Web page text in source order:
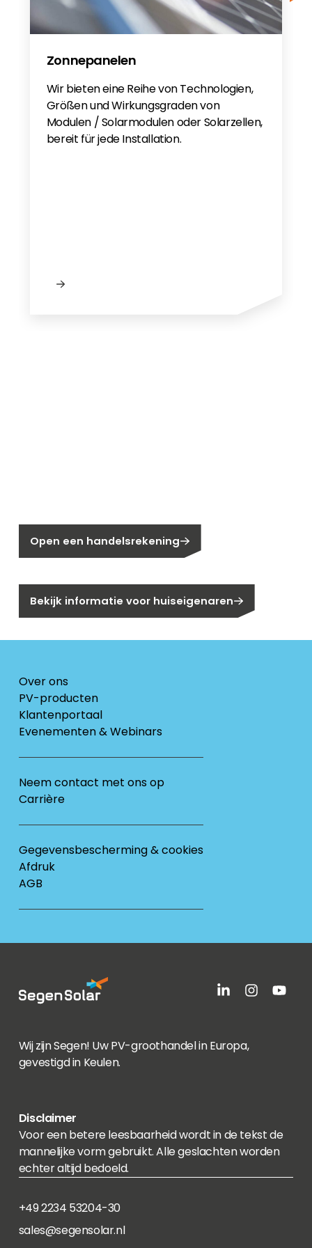
Zonnepanelen
Wir bieten eine Reihe von Technologien,
Größen und Wirkungsgraden von
Modulen / Solarmodulen oder Solarzellen,
bereit für jede Installation.
Open een handelsrekening
Bekijk informatie voor huiseigenaren
Over ons
PV-producten
Klantenportaal
Evenementen & Webinars
Neem contact met ons op
Carrière
Gegevensbescherming & cookies
Afdruk
AGB
Wij zijn Segen! Uw PV-groothandel in Europa,
gevestigd in Keulen.
Disclaimer
Voor een betere leesbaarheid wordt in de tekst de
mannelijke vorm gebruikt. Alle geslachten worden
echter altijd bedoeld.
+49 2234 53204-30
sales@segensolar.nl